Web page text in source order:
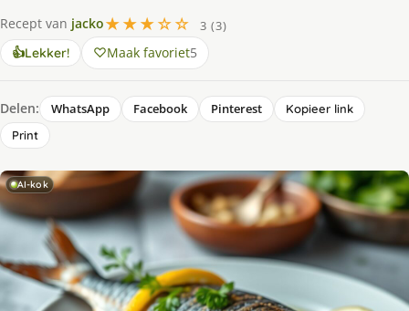
Recept van jacko★★★☆☆
3 (3)
👍Lekker! Maak favoriet5
Delen: WhatsApp Facebook Pinterest
Kopieer link
Print
AI-kok